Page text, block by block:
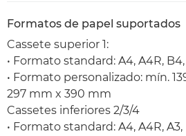
Formatos de papel suportados
Cassete superior 1:
• Formato standard: A4, A4R, B4,
• Formato personalizado: mín.
297 mm x 390 mm
Cassetes inferiores 2/3/4
• Formato standard: A4, A4R, A3,